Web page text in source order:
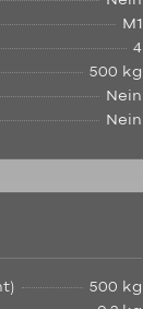
M1
4
500 kg
Nein
Nein
500 kg